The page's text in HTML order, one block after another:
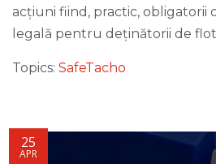
acțiuni fiind, practic, obligatorii
legală pentru deținătorii de
Topics: SafeTacho
25
APR